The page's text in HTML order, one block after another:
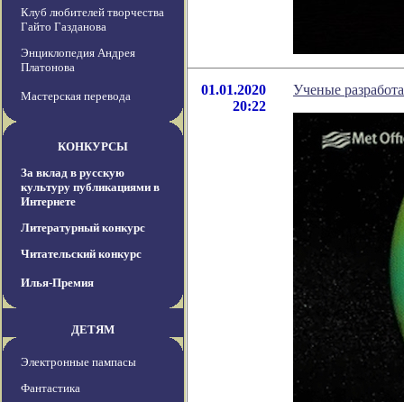
Клуб любителей творчества
Гайто Газданова
Энциклопедия Андрея
Платонова
Мастерская перевода
КОНКУРСЫ
За вклад в русскую
культуру публикациями в
Интернете
Литературный конкурс
Читательский конкурс
Илья-Премия
ДЕТЯМ
Электронные пампасы
Фантастика
01.01.2020
20:22
Ученые